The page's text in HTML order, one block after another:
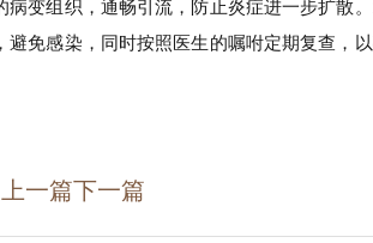
变组织，通畅引流，防止炎症进一步扩散
避免感染，同时按照医生的嘱咐定期复查，
上一篇下一篇